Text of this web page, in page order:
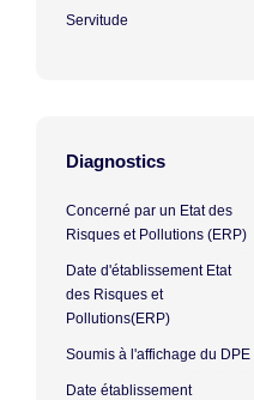
Servitude
Diagnostics
Concerné par un Etat des
Risques et Pollutions (ERP)
Date d'établissement Etat
des Risques et
Pollutions(ERP)
Soumis à l'affichage du DPE
Date établissement